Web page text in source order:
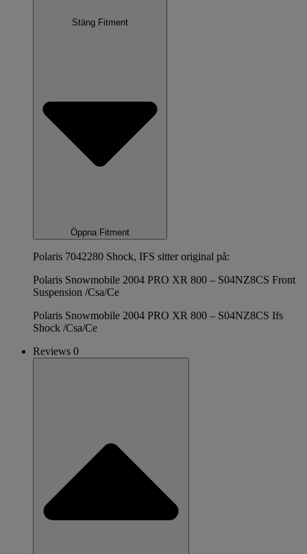
Stäng Fitment
Öppna Fitment
Polaris 7042280 Shock, IFS sitter original på:
Polaris Snowmobile 2004 PRO XR 800 – S04NZ8CS Front
Suspension /Csa/Ce
Polaris Snowmobile 2004 PRO XR 800 – S04NZ8CS Ifs
Shock /Csa/Ce
Reviews 0